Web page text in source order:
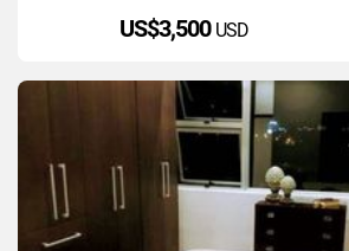
US$3,500 USD